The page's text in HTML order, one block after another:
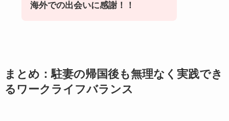
海外での出会いに感謝！！
まとめ：駐妻の帰国後も無理なく実践でき
るワークライフバランス